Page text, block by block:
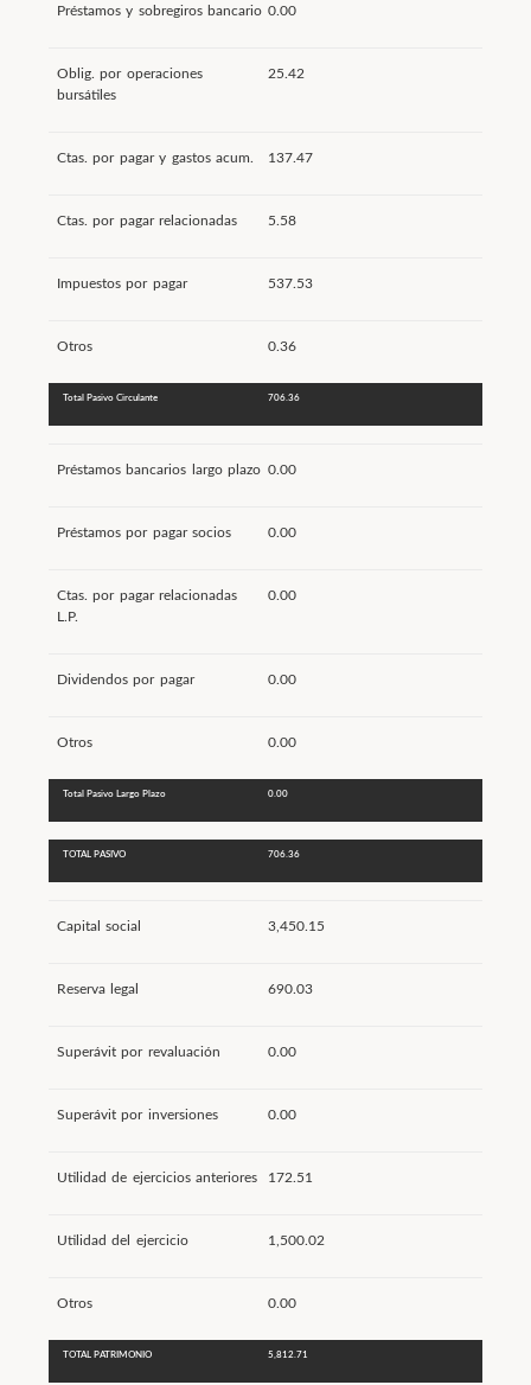
Préstamos y sobregiros bancario 0.00
Oblig. por operaciones
bursátiles
25.42
Ctas. por pagar y gastos acum. 137.47
Ctas. por pagar relacionadas 5.58
Impuestos por pagar 537.53
Otros 0.36
Total Pasivo Circulante 706.36
Préstamos bancarios largo plazo 0.00
Préstamos por pagar socios 0.00
Ctas. por pagar relacionadas
L.P.
0.00
Dividendos por pagar 0.00
Otros 0.00
Total Pasivo Largo Plazo 0.00
TOTAL PASIVO 706.36
Capital social 3,450.15
Reserva legal 690.03
Superávit por revaluación 0.00
Superávit por inversiones 0.00
Utilidad de ejercicios anteriores 172.51
Utilidad del ejercicio 1,500.02
Otros 0.00
TOTAL PATRIMONIO 5,812.71